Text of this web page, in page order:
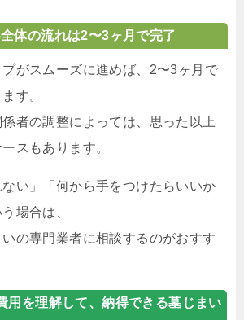
体の流れは2〜3ヶ月で完了
がスムーズに進めば、2〜3ヶ月で
す。
者の調整によっては、思った以上
スもあります。
い」「何から手をつけたらいいか
場合は、
の専門業者に相談するのがおすす
用を理解して、納得できる墓じまい